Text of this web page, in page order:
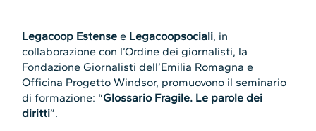
Legacoop Estense e Legacoopsociali, in
collaborazione con l’Ordine dei giornalisti, la
Fondazione Giornalisti dell’Emilia Romagna e
Officina Progetto Windsor, promuovono il seminario
di formazione: “Glossario Fragile. Le parole dei
diritti”.